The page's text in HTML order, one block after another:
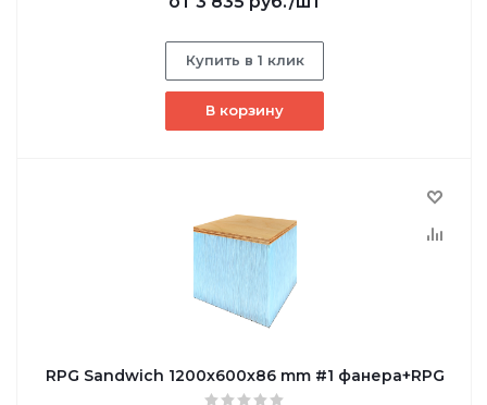
Купить в 1 клик
В корзину
RPG Sandwich 1200х600х86 mm #1 фанера+RPG